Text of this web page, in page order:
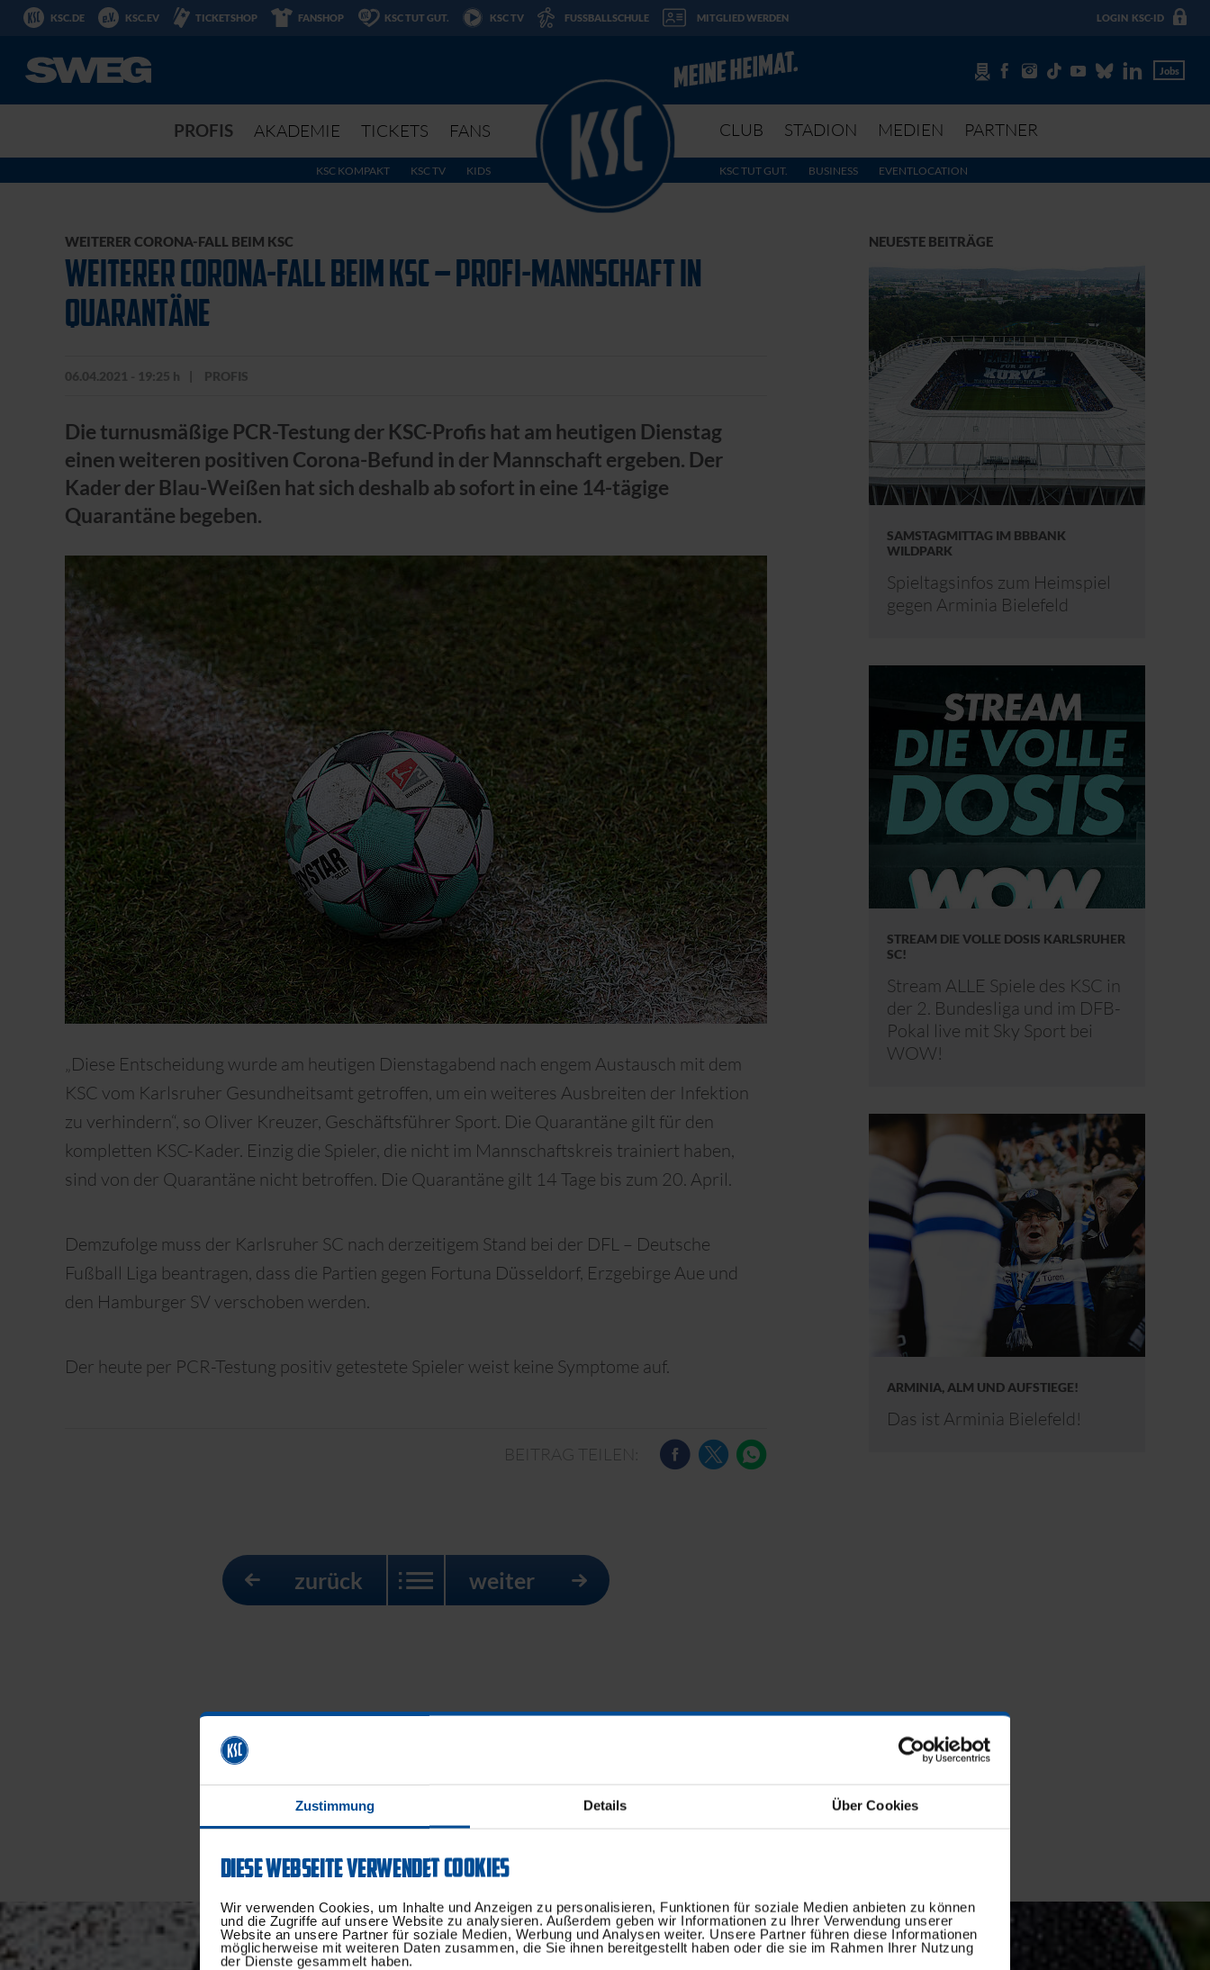
Zustimmung Details Über Cookies
DIESE WEBSEITE VERWENDET COOKIES
Wir verwenden Cookies, um Inhalte und Anzeigen zu personalisieren, Funktionen für soziale Medien anbieten zu können
und die Zugriffe auf unsere Website zu analysieren. Außerdem geben wir Informationen zu Ihrer Verwendung unserer
Website an unsere Partner für soziale Medien, Werbung und Analysen weiter. Unsere Partner führen diese Informationen
möglicherweise mit weiteren Daten zusammen, die Sie ihnen bereitgestellt haben oder die sie im Rahmen Ihrer Nutzung
der Dienste gesammelt haben.
KSC.DE KSC.EV TICKETSHOP FANSHOP KSC TUT GUT. KSC TV FUSSBALLSCHULE MITGLIED WERDEN LOGIN KSC-ID
Jobs
PROFIS AKADEMIE TICKETS FANS CLUB STADION MEDIEN PARTNER
KSC KOMPAKT KSC TV KIDS KSC TUT GUT. BUSINESS EVENTLOCATION
WEITERER CORONA-FALL BEIM KSC
WEITERER CORONA-FALL BEIM KSC – PROFI-MANNSCHAFT IN
QUARANTÄNE
06.04.2021 - 19:25 h PROFIS
Die turnusmäßige PCR-Testung der KSC-Profis hat am heutigen Dienstag
einen weiteren positiven Corona-Befund in der Mannschaft ergeben. Der
Kader der Blau-Weißen hat sich deshalb ab sofort in eine 14-tägige
Quarantäne begeben.
„Diese Entscheidung wurde am heutigen Dienstagabend nach engem Austausch mit dem
KSC vom Karlsruher Gesundheitsamt getroffen, um ein weiteres Ausbreiten der Infektion
zu verhindern“, so Oliver Kreuzer, Geschäftsführer Sport. Die Quarantäne gilt für den
kompletten KSC-Kader. Einzig die Spieler, die nicht im Mannschaftskreis trainiert haben,
sind von der Quarantäne nicht betroffen. Die Quarantäne gilt 14 Tage bis zum 20. April.
Demzufolge muss der Karlsruher SC nach derzeitigem Stand bei der DFL – Deutsche
Fußball Liga beantragen, dass die Partien gegen Fortuna Düsseldorf, Erzgebirge Aue und
den Hamburger SV verschoben werden.
Der heute per PCR-Testung positiv getestete Spieler weist keine Symptome auf.
BEITRAG TEILEN:
zurück weiter
NEUESTE BEITRÄGE
SAMSTAGMITTAG IM BBBANK
WILDPARK
Spieltagsinfos zum Heimspiel
gegen Arminia Bielefeld
STREAM DIE VOLLE DOSIS KARLSRUHER
SC!
Stream ALLE Spiele des KSC in
der 2. Bundesliga und im DFB-
Pokal live mit Sky Sport bei
WOW!
ARMINIA, ALM UND AUFSTIEGE!
Das ist Arminia Bielefeld!